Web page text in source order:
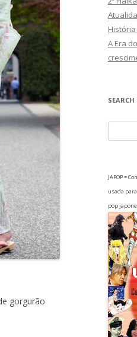
gorgurão
História
A Era
SEARCH
for:
JAPOP =
usada
pop